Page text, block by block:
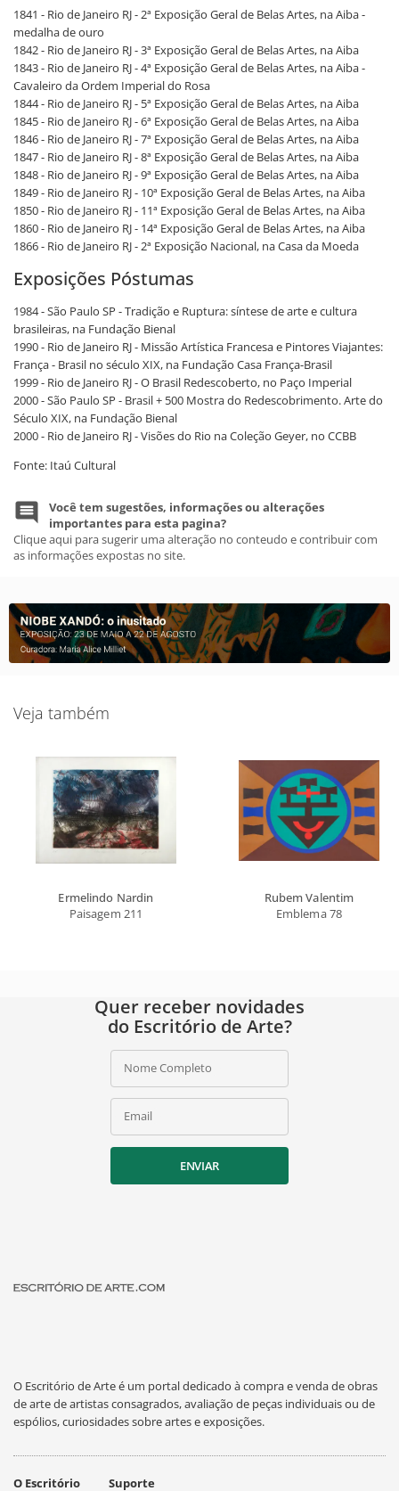
1841 - Rio de Janeiro RJ - 2ª Exposição Geral de Belas Artes, na Aiba -
medalha de ouro
1842 - Rio de Janeiro RJ - 3ª Exposição Geral de Belas Artes, na Aiba
1843 - Rio de Janeiro RJ - 4ª Exposição Geral de Belas Artes, na Aiba -
Cavaleiro da Ordem Imperial do Rosa
1844 - Rio de Janeiro RJ - 5ª Exposição Geral de Belas Artes, na Aiba
1845 - Rio de Janeiro RJ - 6ª Exposição Geral de Belas Artes, na Aiba
1846 - Rio de Janeiro RJ - 7ª Exposição Geral de Belas Artes, na Aiba
1847 - Rio de Janeiro RJ - 8ª Exposição Geral de Belas Artes, na Aiba
1848 - Rio de Janeiro RJ - 9ª Exposição Geral de Belas Artes, na Aiba
1849 - Rio de Janeiro RJ - 10ª Exposição Geral de Belas Artes, na Aiba
1850 - Rio de Janeiro RJ - 11ª Exposição Geral de Belas Artes, na Aiba
1860 - Rio de Janeiro RJ - 14ª Exposição Geral de Belas Artes, na Aiba
1866 - Rio de Janeiro RJ - 2ª Exposição Nacional, na Casa da Moeda
Exposições Póstumas
1984 - São Paulo SP - Tradição e Ruptura: síntese de arte e cultura
brasileiras, na Fundação Bienal
1990 - Rio de Janeiro RJ - Missão Artística Francesa e Pintores Viajantes:
França - Brasil no século XIX, na Fundação Casa França-Brasil
1999 - Rio de Janeiro RJ - O Brasil Redescoberto, no Paço Imperial
2000 - São Paulo SP - Brasil + 500 Mostra do Redescobrimento. Arte do
Século XIX, na Fundação Bienal
2000 - Rio de Janeiro RJ - Visões do Rio na Coleção Geyer, no CCBB
Fonte: Itaú Cultural
Você tem sugestões, informações ou alterações
importantes para esta pagina?
Clique aqui para sugerir uma alteração no conteudo e contribuir com
as informações expostas no site.
Veja também
Ermelindo Nardin
Paisagem 211
Rubem Valentim
Emblema 78
Quer receber novidades
do Escritório de Arte?
Nome Completo
Email
ENVIAR
O Escritório de Arte é um portal dedicado à compra e venda de obras
de arte de artistas consagrados, avaliação de peças individuais ou de
espólios, curiosidades sobre artes e exposições.
O Escritório Suporte